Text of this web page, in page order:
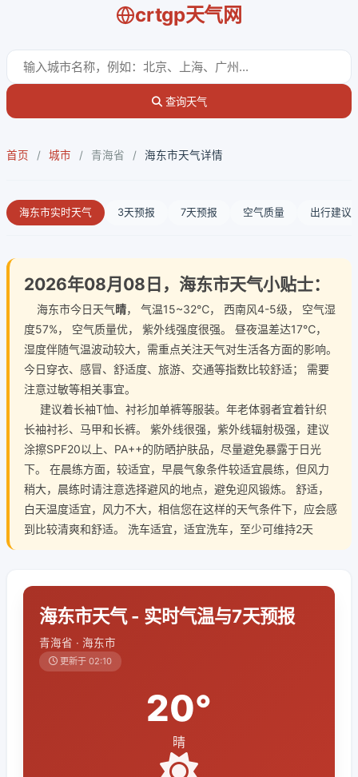
crtgp天气网
查询天气
首页 / 城市 / 青海省 / 海东市天气详情
海东市实时天气 3天预报 7天预报 空气质量 出行建议
2026年08月08日，海东市天气小贴士：
海东市今日天气晴， 气温15~32℃， 西南风4-5级， 空气湿
度57%， 空气质量优， 紫外线强度很强。 昼夜温差达17℃，
湿度伴随气温波动较大，需重点关注天气对生活各方面的影响。
今日穿衣、感冒、舒适度、旅游、交通等指数比较舒适； 需要
注意过敏等相关事宜。
建议着长袖T恤、衬衫加单裤等服装。年老体弱者宜着针织
长袖衬衫、马甲和长裤。 紫外线很强，紫外线辐射极强，建议
涂擦SPF20以上、PA++的防晒护肤品，尽量避免暴露于日光
下。 在晨练方面，较适宜，早晨气象条件较适宜晨练，但风力
稍大，晨练时请注意选择避风的地点，避免迎风锻炼。 舒适，
白天温度适宜，风力不大，相信您在这样的天气条件下，应会感
到比较清爽和舒适。 洗车适宜，适宜洗车，至少可维持2天
海东市天气 - 实时气温与7天预报
青海省 · 海东市
更新于 02:10
20°
晴